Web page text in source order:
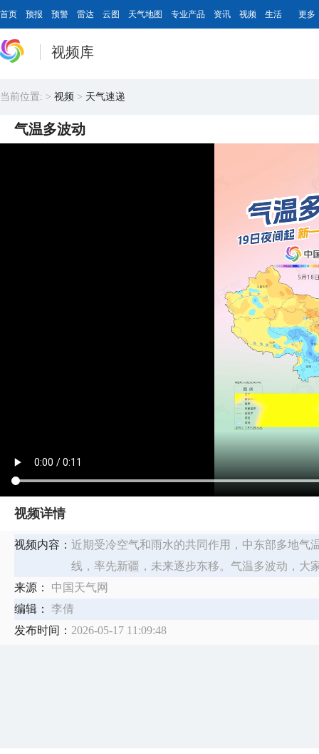
首页 预报 预警 雷达 云图 天气地图 专业产品 资讯 视频 生活 更多
视频库
当前位置: > 视频 > 天气速递
气温多波动
视频详情
视频内容： 近期受冷空气和雨水的共同作用，中东部多地气
线，率先新疆，未来逐步东移。气温多波动，大
来源：
中国天气网
编辑：
李倩
发布时间： 2026-05-17 11:09:48